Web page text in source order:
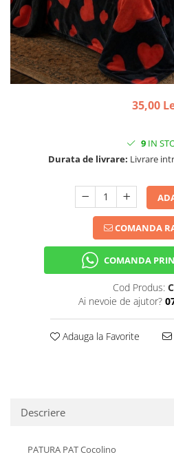
35,00
9 IN
Durata de livrare: Livrare
COMANDA
COMANDA
Cod Produs:
Ai nevoie de ajutor?
Adauga la Favorite
Descriere
PATURA PAT Cocolino